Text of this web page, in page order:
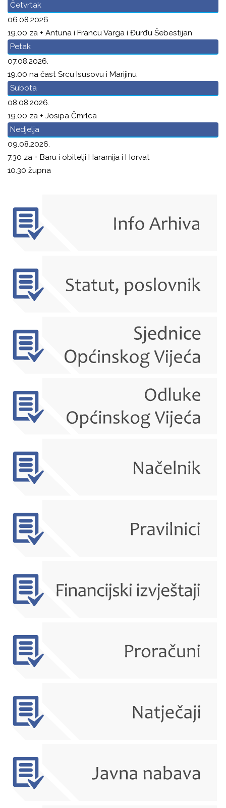
Četvrtak
06.08.2026.
19.00 za + Antuna i Francu Varga i Đurđu Šebestijan
Petak
07.08.2026.
19.00 na čast Srcu Isusovu i Marijinu
Subota
08.08.2026.
19.00 za + Josipa Čmrlca
Nedjelja
09.08.2026.
7.30 za + Baru i obitelji Haramija i Horvat
10.30 župna